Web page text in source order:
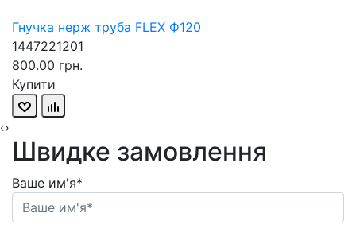
Гнучка нерж труба FLEX Ф120
1447221201
800.00 грн.
Купити
‹›
Швидке замовлення
Ваше им'я*